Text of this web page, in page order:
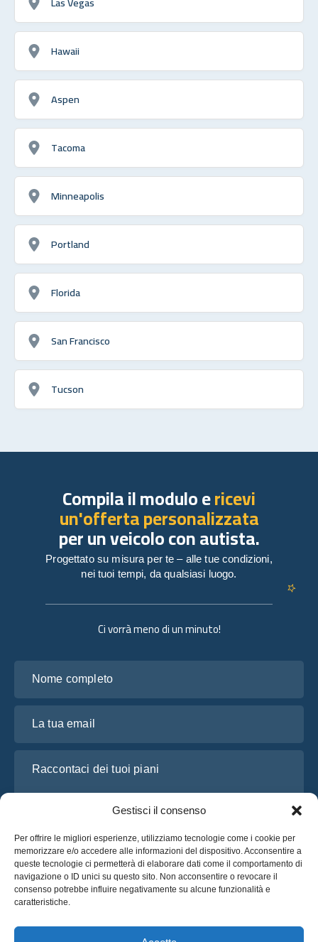
Gestisci il consenso
Per offrire le migliori esperienze, utilizziamo tecnologie come i cookie per
memorizzare e/o accedere alle informazioni del dispositivo. Acconsentire a
queste tecnologie ci permetterà di elaborare dati come il comportamento di
navigazione o ID unici su questo sito. Non acconsentire o revocare il
consenso potrebbe influire negativamente su alcune funzionalità e
caratteristiche.
Hawaii
Aspen
Tacoma
Minneapolis
Portland
Florida
San Francisco
Tucson
Ci vorrà meno di un minuto!
Ho letto e accetto l’
Richiedi un preventivo
Compila il modulo ericevi
un'offerta personalizzata
per un veicolo con autista.
Progettato su misura per te – alle tue condizioni,
nei tuoi tempi, da qualsiasi luogo.